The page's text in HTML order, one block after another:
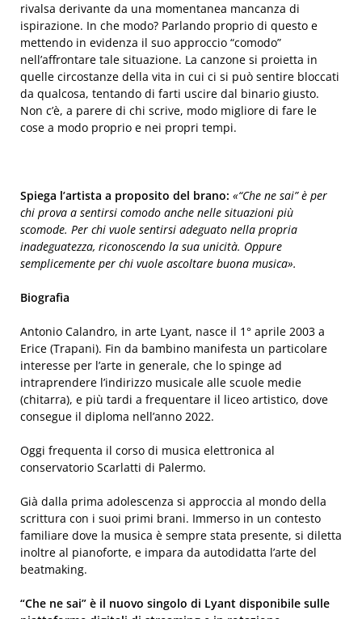
rivalsa derivante da una momentanea mancanza di
ispirazione. In che modo? Parlando proprio di questo e
mettendo in evidenza il suo approccio “comodo”
nell’affrontare tale situazione. La canzone si proietta in
quelle circostanze della vita in cui ci si può sentire bloccati
da qualcosa, tentando di farti uscire dal binario giusto.
Non c’è, a parere di chi scrive, modo migliore di fare le
cose a modo proprio e nei propri tempi.
Spiega l’artista a proposito del brano: «“Che ne sai” è per
chi prova a sentirsi comodo anche nelle situazioni più
scomode. Per chi vuole sentirsi adeguato nella propria
inadeguatezza, riconoscendo la sua unicità. Oppure
semplicemente per chi vuole ascoltare buona musica».
Biografia
Antonio Calandro, in arte Lyant, nasce il 1° aprile 2003 a
Erice (Trapani). Fin da bambino manifesta un particolare
interesse per l’arte in generale, che lo spinge ad
intraprendere l’indirizzo musicale alle scuole medie
(chitarra), e più tardi a frequentare il liceo artistico, dove
consegue il diploma nell’anno 2022.
Oggi frequenta il corso di musica elettronica al
conservatorio Scarlatti di Palermo.
Già dalla prima adolescenza si approccia al mondo della
scrittura con i suoi primi brani. Immerso in un contesto
familiare dove la musica è sempre stata presente, si diletta
inoltre al pianoforte, e impara da autodidatta l’arte del
beatmaking.
“Che ne sai” è il nuovo singolo di Lyant disponibile sulle